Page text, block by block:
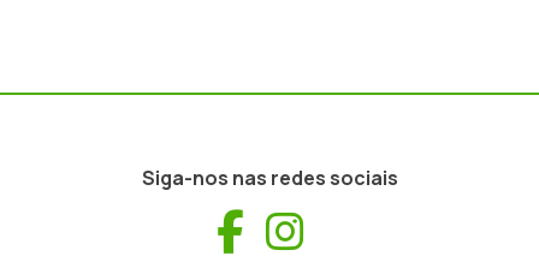
Siga-nos nas redes sociais
Facebook